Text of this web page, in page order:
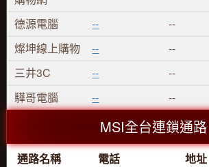
德源電腦 --
--
燦坤線上購物
--
--
三井3C
--
--
驊哥電腦
-- --
MSI全台連鎖通路
通路名稱 電話
地址